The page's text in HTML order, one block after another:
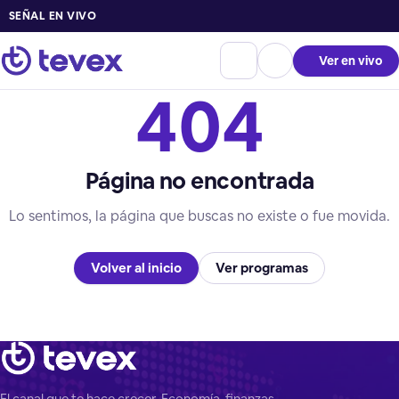
SEÑAL EN VIVO
Ver en vivo
404
Página no encontrada
Lo sentimos, la página que buscas no existe o fue movida.
Volver al inicio Ver programas